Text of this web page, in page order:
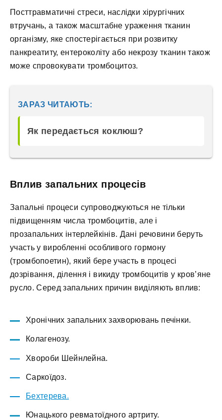
Посттравматичні стреси, наслідки хірургічних
втручань, а також масштабне ураження тканин
організму, яке спостерігається при розвитку
панкреатиту, ентероколіту або некрозу тканин також
може спровокувати тромбоцитоз.
ЗАРАЗ ЧИТАЮТЬ:
Як передається коклюш?
Вплив запальних процесів
Запальні процеси супроводжуються не тільки
підвищенням числа тромбоцитів, але і
прозапальних інтерлейкінів. Дані речовини беруть
участь у виробленні особливого гормону
(тромбопоетин), який бере участь в процесі
дозрівання, ділення і викиду тромбоцитів у кров’яне
русло. Серед запальних причин виділяють вплив:
Хронічних запальних захворювань печінки.
Колагенозу.
Хвороби Шейнлейна.
Саркоїдоз.
Бехтерева.
Юнацького ревматоїдного артриту.